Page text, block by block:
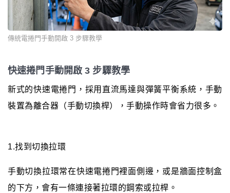
傳統電捲門手動開啟 3 步驟教學
快速捲門手動開啟 3 步驟教學
新式的快速電捲門，採用直流馬達與彈簧平衡系統，手動
裝置為離合器（手動切換桿），手動操作時會省力很多。
1.找到切換拉環
手動切換拉環常在快速電捲門裡面側邊，或是牆面控制盒
的下方，會有一條連接著拉環的鋼索或拉桿。